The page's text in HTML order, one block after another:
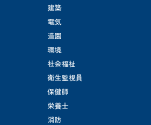
建築
電気
造園
環境
社会福祉
衛生監視員
保健師
栄養士
消防